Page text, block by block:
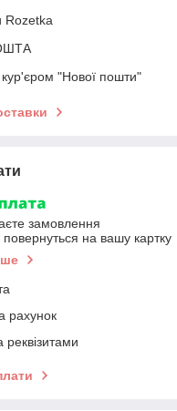
Rozetka
кур'єром "Нової пошти"
замовлення
повернуться на вашу картку
рахунок